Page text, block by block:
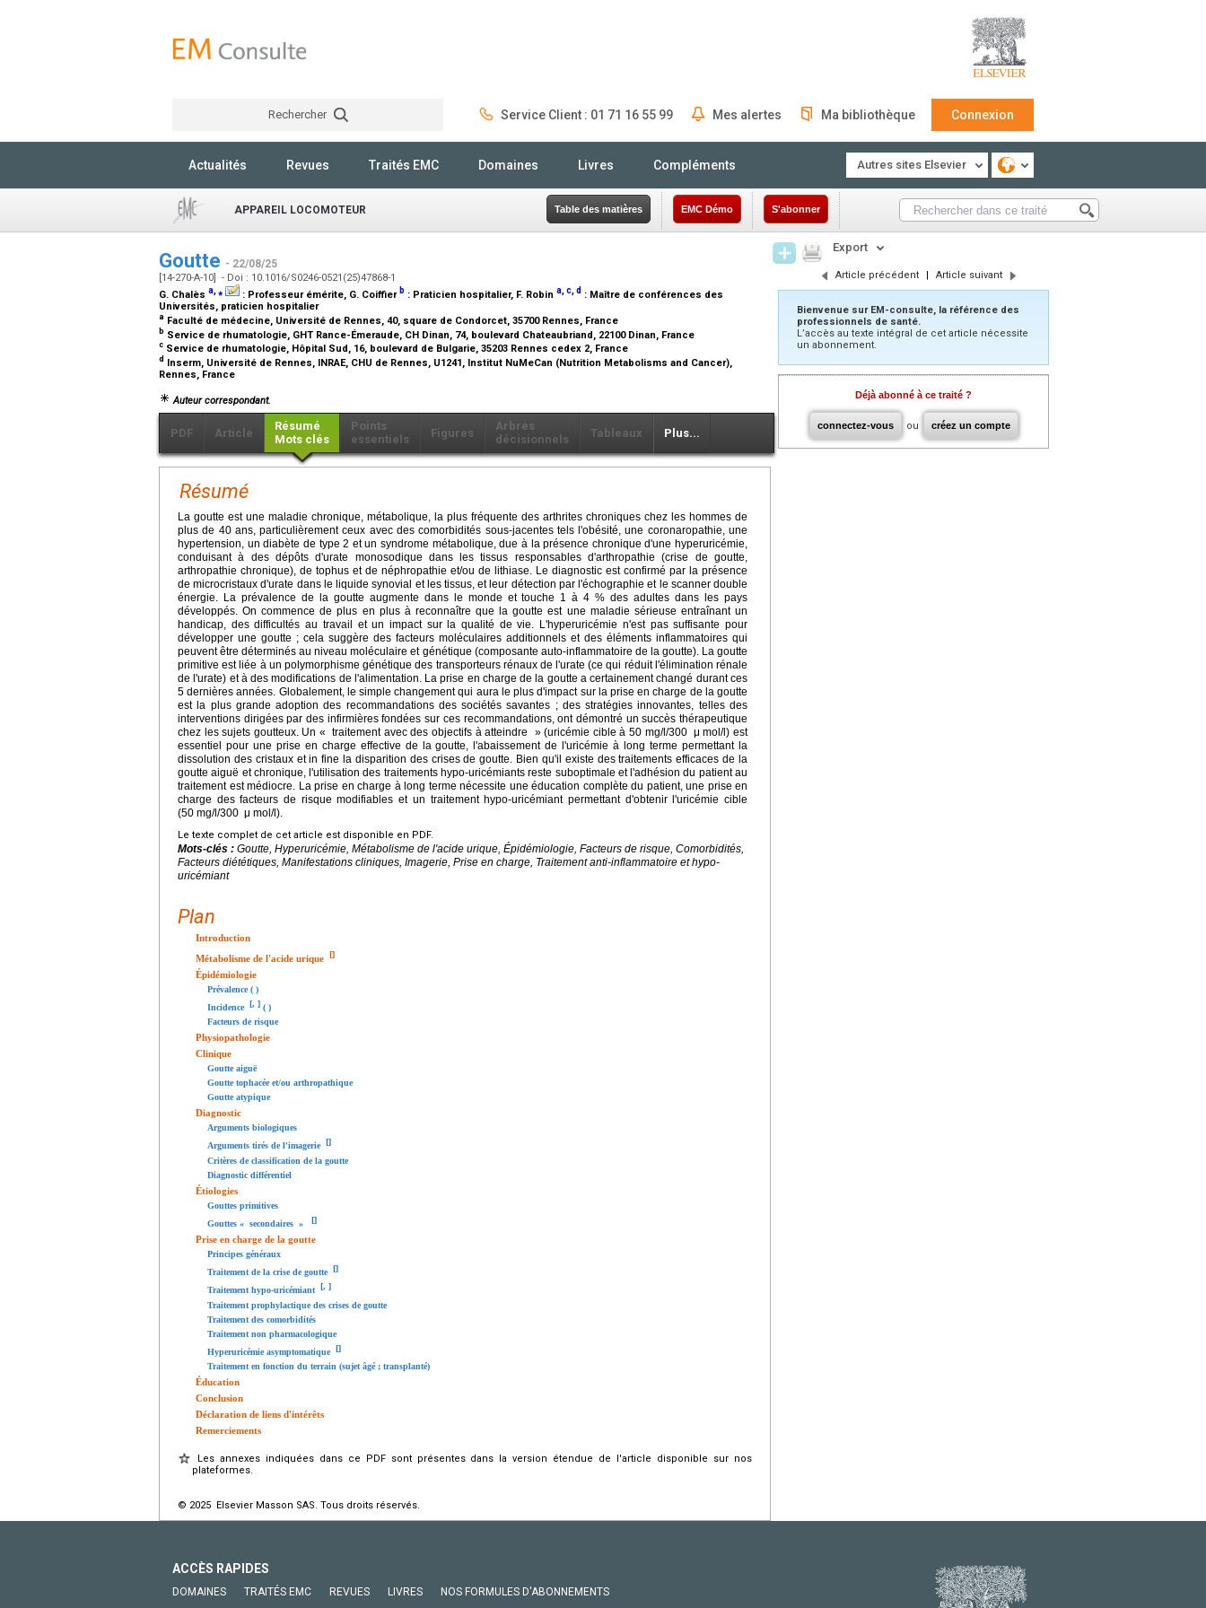
Rechercher Service Client : 01 71 16 55 99 Mes alertes Ma bibliothèque Connexion
Actualités Revues Traités EMC Domaines Livres Compléments Autres sites Elsevier
APPAREIL LOCOMOTEUR Table des matières EMC Démo S'abonner
Goutte - 22/08/25
[14-270-A-10] - Doi : 10.1016/S0246-0521(25)47868-1
G. Chalès a,⁎ : Professeur émérite, G. Coiffier b : Praticien hospitalier, F. Robin a,c,d : Maître de conférences des
Universités, praticien hospitalier
a Faculté de médecine, Université de Rennes, 40, square de Condorcet, 35700 Rennes, France
b Service de rhumatologie, GHT Rance-Émeraude, CH Dinan, 74, boulevard Chateaubriand, 22100 Dinan, France
c Service de rhumatologie, Hôpital Sud, 16, boulevard de Bulgarie, 35203 Rennes cedex 2, France
d Inserm, Université de Rennes, INRAE, CHU de Rennes, U1241, Institut NuMeCan (Nutrition Metabolisms and Cancer),
Rennes, France
Auteur correspondant.
PDF Article
Résumé
Mots clés
Points
essentiels
Figures
Arbres
décisionnels
Tableaux Plus...
Résumé
La goutte est une maladie chronique, métabolique, la plus fréquente des arthrites chroniques chez les hommes de
plus de 40 ans, particulièrement ceux avec des comorbidités sous-jacentes tels l'obésité, une coronaropathie, une
hypertension, un diabète de type 2 et un syndrome métabolique, due à la présence chronique d'une hyperuricémie,
conduisant à des dépôts d'urate monosodique dans les tissus responsables d'arthropathie (crise de goutte,
arthropathie chronique), de tophus et de néphropathie et/ou de lithiase. Le diagnostic est confirmé par la présence
de microcristaux d'urate dans le liquide synovial et les tissus, et leur détection par l'échographie et le scanner double
énergie. La prévalence de la goutte augmente dans le monde et touche 1 à 4 % des adultes dans les pays
développés. On commence de plus en plus à reconnaître que la goutte est une maladie sérieuse entraînant un
handicap, des difficultés au travail et un impact sur la qualité de vie. L'hyperuricémie n'est pas suffisante pour
développer une goutte ; cela suggère des facteurs moléculaires additionnels et des éléments inflammatoires qui
peuvent être déterminés au niveau moléculaire et génétique (composante auto-inflammatoire de la goutte). La goutte
primitive est liée à un polymorphisme génétique des transporteurs rénaux de l'urate (ce qui réduit l'élimination rénale
de l'urate) et à des modifications de l'alimentation. La prise en charge de la goutte a certainement changé durant ces
5 dernières années. Globalement, le simple changement qui aura le plus d'impact sur la prise en charge de la goutte
est la plus grande adoption des recommandations des sociétés savantes ; des stratégies innovantes, telles des
interventions dirigées par des infirmières fondées sur ces recommandations, ont démontré un succès thérapeutique
chez les sujets goutteux. Un « traitement avec des objectifs à atteindre » (uricémie cible à 50 mg/l/300 μ mol/l) est
essentiel pour une prise en charge effective de la goutte, l'abaissement de l'uricémie à long terme permettant la
dissolution des cristaux et in fine la disparition des crises de goutte. Bien qu'il existe des traitements efficaces de la
goutte aiguë et chronique, l'utilisation des traitements hypo-uricémiants reste suboptimale et l'adhésion du patient au
traitement est médiocre. La prise en charge à long terme nécessite une éducation complète du patient, une prise en
charge des facteurs de risque modifiables et un traitement hypo-uricémiant permettant d'obtenir l'uricémie cible
(50 mg/l/300 μ mol/l).
Le texte complet de cet article est disponible en PDF.
Mots-clés : Goutte, Hyperuricémie, Métabolisme de l'acide urique, Épidémiologie, Facteurs de risque, Comorbidités,
Facteurs diététiques, Manifestations cliniques, Imagerie, Prise en charge, Traitement anti-inflammatoire et hypo-
uricémiant
Plan
Introduction
Métabolisme de l'acide urique []
Épidémiologie
Prévalence ( )
Incidence [, ] ( )
Facteurs de risque
Physiopathologie
Clinique
Goutte aiguë
Goutte tophacée et/ou arthropathique
Goutte atypique
Diagnostic
Arguments biologiques
Arguments tirés de l'imagerie []
Critères de classification de la goutte
Diagnostic différentiel
Étiologies
Gouttes primitives
Gouttes « secondaires » []
Prise en charge de la goutte
Principes généraux
Traitement de la crise de goutte []
Traitement hypo-uricémiant [, ]
Traitement prophylactique des crises de goutte
Traitement des comorbidités
Traitement non pharmacologique
Hyperuricémie asymptomatique []
Traitement en fonction du terrain (sujet âgé ; transplanté)
Éducation
Conclusion
Déclaration de liens d'intérêts
Remerciements
Les annexes indiquées dans ce PDF sont présentes dans la version étendue de l'article disponible sur nos
plateformes.
© 2025 Elsevier Masson SAS. Tous droits réservés.
Export
Article précédent | Article suivant
Bienvenue sur EM-consulte, la référence des
professionnels de santé.
L’accès au texte intégral de cet article nécessite
un abonnement.
Déjà abonné à ce traité ?
connectez-vous ou créez un compte
ACCÈS RAPIDES
DOMAINES TRAITÉS EMC REVUES LIVRES NOS FORMULES D'ABONNEMENTS